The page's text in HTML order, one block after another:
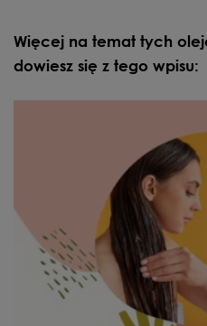
Więcej na temat tych
dowiesz się z tego wpisu: